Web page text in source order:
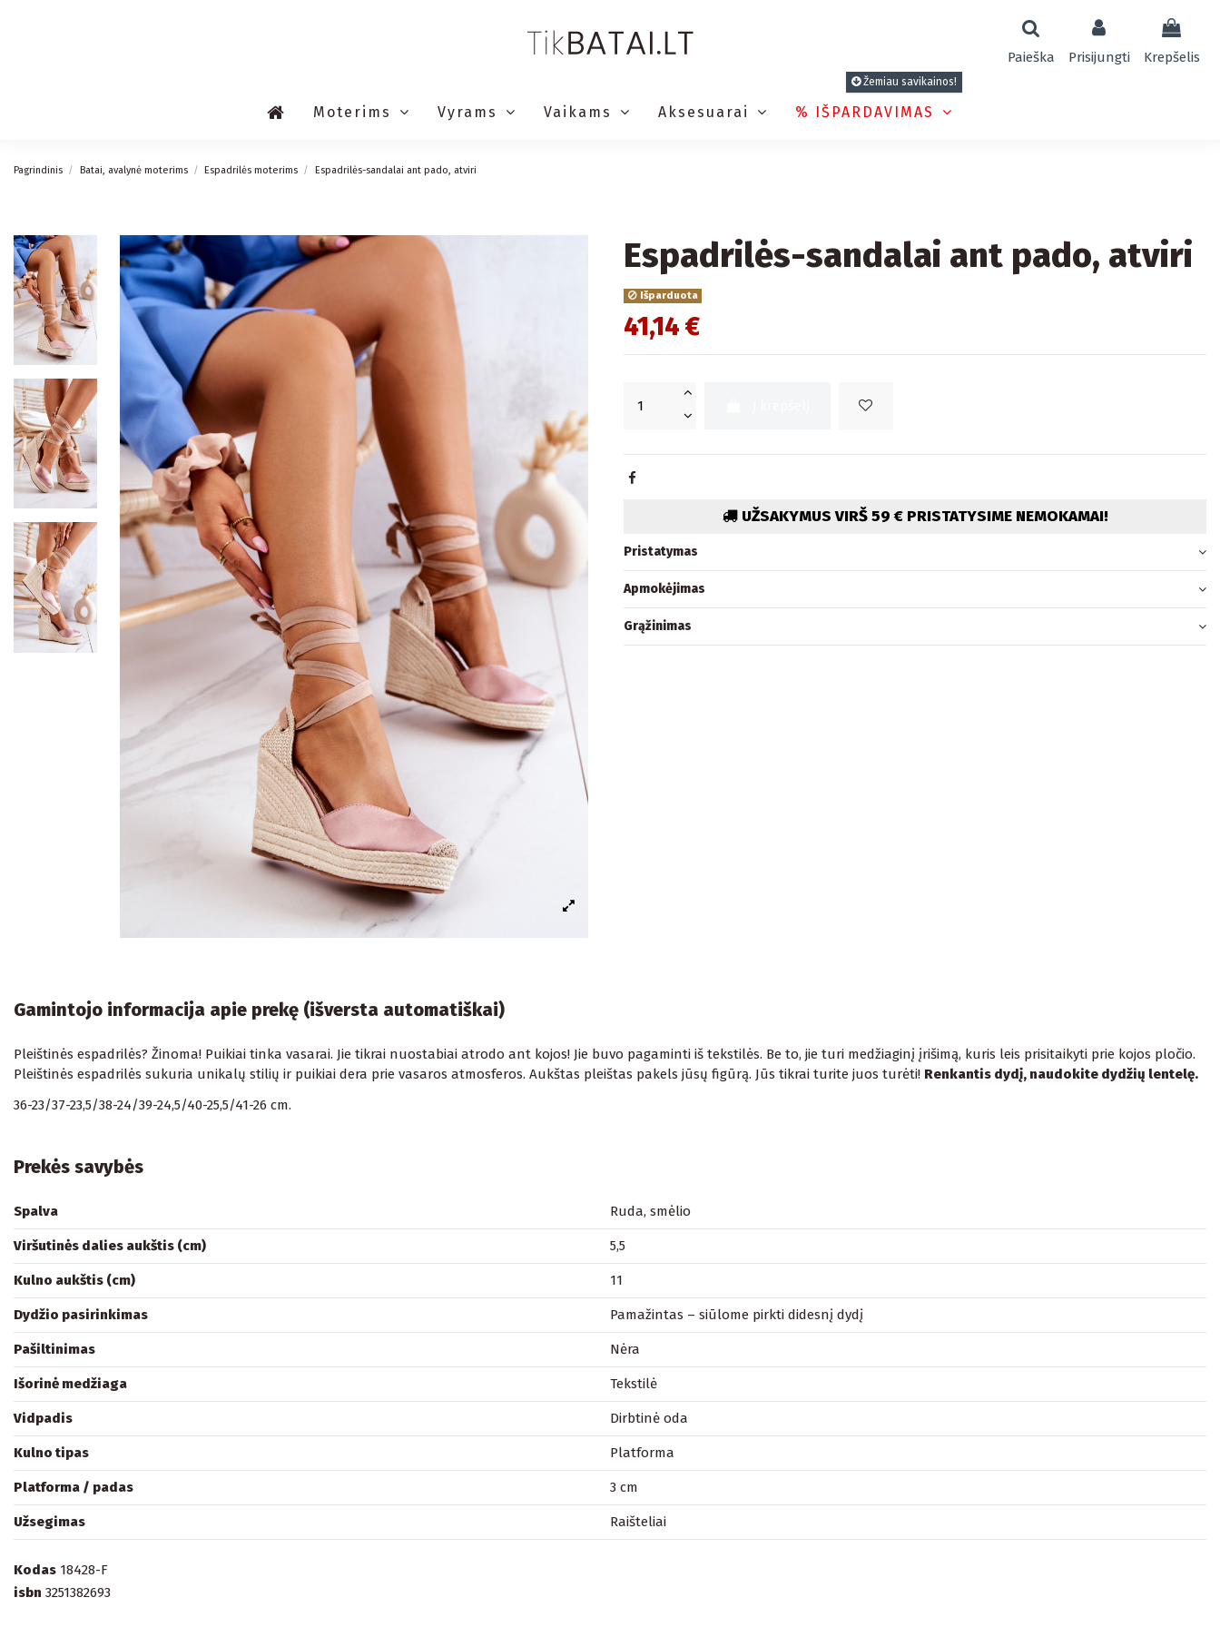
Paieška Prisijungti Krepšelis
Moterims Vyrams Vaikams Aksesuarai % IŠPARDAVIMAS
Žemiau savikainos!
Pagrindinis Batai, avalynė moterims Espadrilės moterims Espadrilės-sandalai ant pado, atviri
Espadrilės-sandalai ant pado, atviri
Išparduota
41,14 €
UŽSAKYMUS VIRŠ 59 € PRISTATYSIME NEMOKAMAI!
Pristatymas
Apmokėjimas
Grąžinimas
Gamintojo informacija apie prekę (išversta automatiškai)
Pleištinės espadrilės? Žinoma! Puikiai tinka vasarai. Jie tikrai nuostabiai atrodo ant kojos! Jie buvo pagaminti iš tekstilės. Be to, jie turi medžiaginį įrišimą, kuris leis prisitaikyti prie kojos pločio.
Pleištinės espadrilės sukuria unikalų stilių ir puikiai dera prie vasaros atmosferos. Aukštas pleištas pakels jūsų figūrą. Jūs tikrai turite juos turėti! Renkantis dydį, naudokite dydžių lentelę.
36-23/37-23,5/38-24/39-24,5/40-25,5/41-26 cm.
Prekės savybės
Spalva Ruda, smėlio
Viršutinės dalies aukštis (cm) 5,5
Kulno aukštis (cm) 11
Dydžio pasirinkimas Pamažintas – siūlome pirkti didesnį dydį
Pašiltinimas Nėra
Išorinė medžiaga Tekstilė
Vidpadis Dirbtinė oda
Kulno tipas Platforma
Platforma / padas 3 cm
Užsegimas Raišteliai
Kodas 18428-F
isbn 3251382693